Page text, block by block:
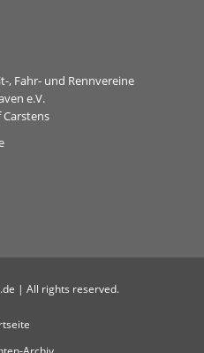
, Fahr- und Rennvereine
e.V.
Carstens
| All rights reserved.